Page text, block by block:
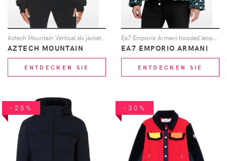
Aztech Mountain Vertical ski jacket - Schwarz
AZTECH MOUNTAIN
ENTDECKEN SIE
Ea7 Emporio Armani hooded leopard-print jacket - Grün
EA7 EMPORIO ARMANI
ENTDECKEN SIE
-25% -30%